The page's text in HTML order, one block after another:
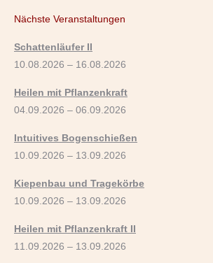
Nächste Veranstaltungen
Schattenläufer II
10.08.2026 – 16.08.2026
Heilen mit Pflanzenkraft
04.09.2026 – 06.09.2026
Intuitives Bogenschießen
10.09.2026 – 13.09.2026
Kiepenbau und Tragekörbe
10.09.2026 – 13.09.2026
Heilen mit Pflanzenkraft II
11.09.2026 – 13.09.2026